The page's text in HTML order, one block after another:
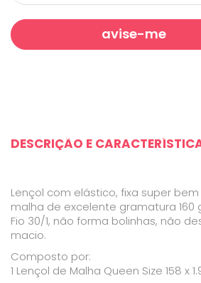
DESCRIÇÃO E
Lençol com elástico, fixa super
malha de excelente gramatura 160
Fio 30/1, não forma bolinhas, não
macio.
Composto por:
1 Lençol de Malha Queen Size 158 x